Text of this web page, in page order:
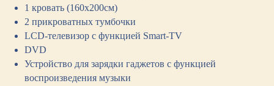
1 кровать (160х200см)
2 прикроватных тумбочки
LCD-телевизор с функцией Smart-TV
DVD
Устройство для зарядки гаджетов с функцией
воспроизведения музыки